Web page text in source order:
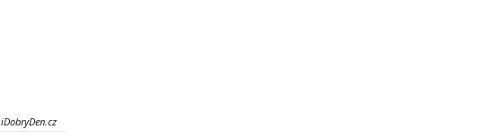
iDobryDen.cz